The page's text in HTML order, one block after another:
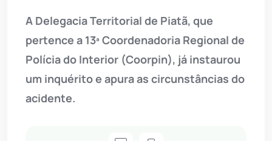
A Delegacia Territorial de Piatã, que
pertence a 13ª Coordenadoria Regional de
Polícia do Interior (Coorpin), já instaurou
um inquérito e apura as circunstâncias do
acidente.